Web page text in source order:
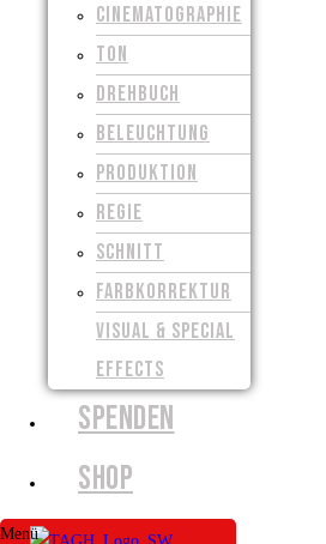
CINEMATOGRAPHIE
TON
DREHBUCH
BELEUCHTUNG
PRODUKTION
REGIE
SCHNITT
FARBKORREKTUR
VISUAL & SPECIAL
EFFECTS
SPENDEN
SHOP
Menü